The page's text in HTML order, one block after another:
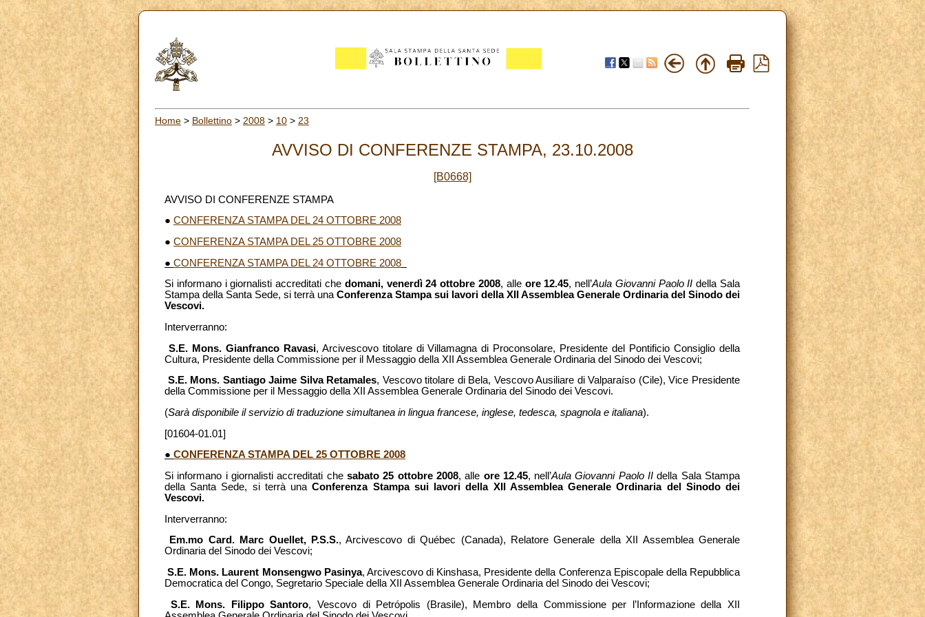
Home > Bollettino > 2008 > 10 > 23
AVVISO DI CONFERENZE STAMPA, 23.10.2008
[B0668]
AVVISO DI CONFERENZE STAMPA
● CONFERENZA STAMPA DEL 24 OTTOBRE 2008
● CONFERENZA STAMPA DEL 25 OTTOBRE 2008
● CONFERENZA STAMPA DEL 24 OTTOBRE 2008
Si informano i giornalisti accreditati chedomani, venerdì 24 ottobre 2008, alle ore 12.45, nell’Aula Giovanni Paolo II della Sala
Stampa della Santa Sede, si terrà unaConferenza Stampa sui lavori della XII Assemblea Generale Ordinaria del Sinodo dei
Vescovi.
Interverranno:
S.E. Mons. Gianfranco Ravasi, Arcivescovo titolare di Villamagna di Proconsolare, Presidente del Pontificio Consiglio della
Cultura, Presidente della Commissione per il Messaggio della XII Assemblea Generale Ordinaria del Sinodo dei Vescovi;
S.E. Mons. Santiago Jaime Silva Retamales, Vescovo titolare di Bela, Vescovo Ausiliare di Valparaíso (Cile), Vice Presidente
della Commissione per il Messaggio della XII Assemblea Generale Ordinaria del Sinodo dei Vescovi.
(Sarà disponibile il servizio di traduzione simultanea in lingua francese, inglese, tedesca, spagnola e italiana).
[01604-01.01]
● CONFERENZA STAMPA DEL 25 OTTOBRE 2008
Si informano i giornalisti accreditati che sabato 25 ottobre 2008, alle ore 12.45, nell’Aula Giovanni Paolo II della Sala Stampa
della Santa Sede, si terrà unaConferenza Stampa sui lavori della XII Assemblea Generale Ordinaria del Sinodo dei
Vescovi.
Interverranno:
Em.mo Card. Marc Ouellet, P.S.S., Arcivescovo di Québec (Canada), Relatore Generale della XII Assemblea Generale
Ordinaria del Sinodo dei Vescovi;
S.E. Mons. Laurent Monsengwo Pasinya, Arcivescovo di Kinshasa, Presidente della Conferenza Episcopale della Repubblica
Democratica del Congo, Segretario Speciale della XII Assemblea Generale Ordinaria del Sinodo dei Vescovi;
S.E. Mons. Filippo Santoro, Vescovo di Petrópolis (Brasile), Membro della Commissione per l’Informazione della XII